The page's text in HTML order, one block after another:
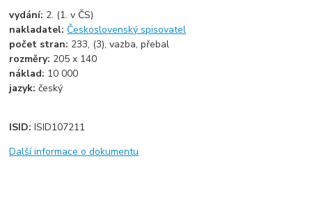
vydání: 2. (1. v ČS)
nakladatel: Československý spisovatel
počet stran: 233, (3), vazba, přebal
rozměry: 205 x 140
náklad: 10 000
jazyk:český
ISID:ISID107211
Další informace o dokumentu